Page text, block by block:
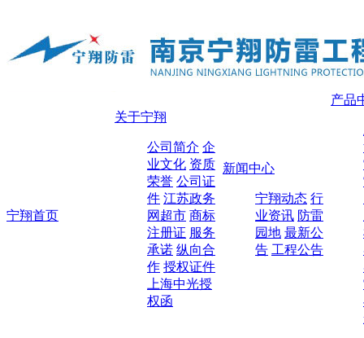
宁翔首页
关于宁翔
公司简介 企
业文化 资质
荣誉 公司证
件 江苏政务
网超市 商标
注册证 服务
承诺 纵向合
作 授权证件
上海中光授
权函
新闻中心
宁翔动态 行
业资讯 防雷
园地 最新公
告 工程公告
产品